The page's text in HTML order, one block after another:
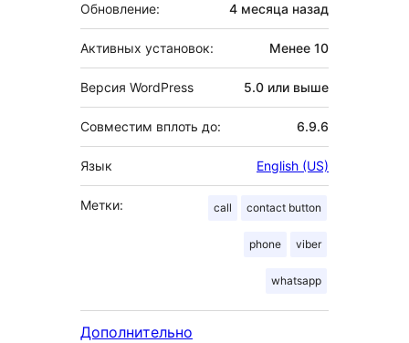
Обновление: 4 месяца назад
Активных установок: Менее 10
Версия WordPress 5.0 или выше
Совместим вплоть до: 6.9.6
Язык English (US)
Метки: call contact button
phone viber
whatsapp
Дополнительно